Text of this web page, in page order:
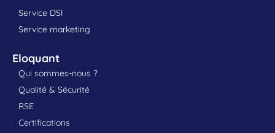
Service DSI
Service marketing
Eloquant
Qui sommes-nous ?
Qualité & Sécurité
RSE
Certifications